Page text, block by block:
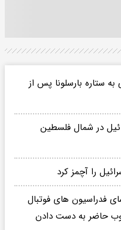
ستاره بارسلونا پس از
در شمال فلسطین
را آچمز کرد
فدراسیون های فوتبال
حاضر به دست دادن